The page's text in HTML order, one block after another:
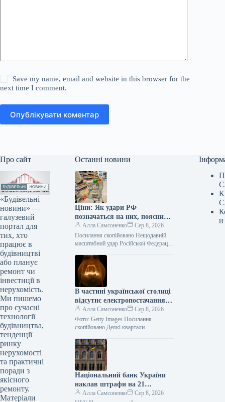
Save my name, email and website in this browser for the
next time I comment.
Опублікувати коментар
Про сайт
«Будівельні
новини» —
галузевий
портал для
тих, хто
працює в
будівництві
або планує
ремонт чи
інвестиції в
нерухомість.
Ми пишемо
про сучасні
технології
будівництва,
тенденції
ринку
нерухомості
та практичні
поради з
якісного
ремонту.
Матеріали
Останні новини
Ціни: Як удари РФ
позначаться на них, пояснили
в Асоціації ритейлерів
Алла Самсоненко
Сер 8, 2026
Посилання скопійовано Нещодавній
масштабний удар Російської Федерації
одним з найвідчутніших ударів по
українському рітейлу. Проте, за
В частині української столиці
відсутнє електропостачання
внаслідок аварійної ситуації.
Алла Самсоненко
Сер 8, 2026
Фото: Getty Images Посилання
скопійовано Деякі квартали
української столиці тимчасово
позбулися електрики з вини аварії.
Цю…
Національний банк України
наклав штрафи на 21
фінансову установу, серед
Алла Самсоненко
Сер 8, 2026
и